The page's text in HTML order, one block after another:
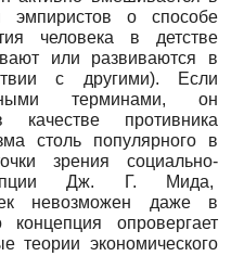
эмпиристов о способе
человека в детстве
или развиваются в
с другими). Если
терминами, он
противника
столь популярного в
зрения социально-
Дж. Г. Мида,
невозможен даже в
опровергает
теории экономического